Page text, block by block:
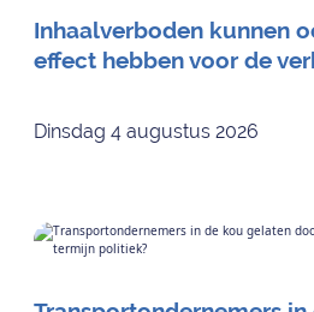
Inhaalverboden kunnen
effect hebben voor de
Dinsdag 4 augustus 2026